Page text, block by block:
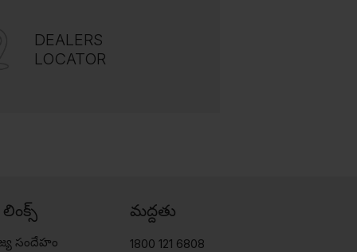
DEALERS
LOCATOR
లింక్స్
సందేహం
మద్దతు
1800 121 6808